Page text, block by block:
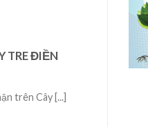
TRE ĐIỀN
trên Cây [...]